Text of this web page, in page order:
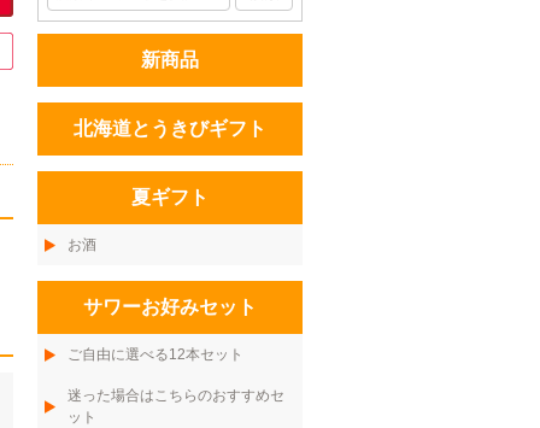
新商品
北海道とうきびギフト
夏ギフト
お酒
サワーお好みセット
ご自由に選べる12本セット
迷った場合はこちらのおすすめセ
ット